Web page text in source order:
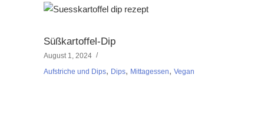
Süßkartoffel-Dip
August 1, 2024
Aufstriche und Dips, Dips, Mittagessen, Vegan